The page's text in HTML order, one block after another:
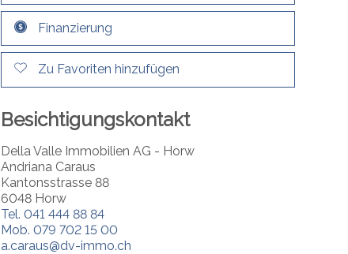
Finanzierung
Zu Favoriten hinzufügen
Besichtigungskontakt
Della Valle Immobilien AG - Horw
Andriana Caraus
Kantonsstrasse 88
6048 Horw
Tel. 041 444 88 84
Mob. 079 702 15 00
a.caraus@dv-immo.ch